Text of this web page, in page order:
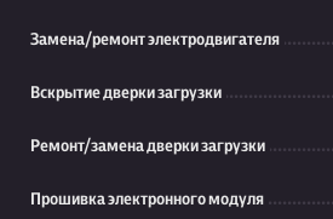
Замена/ремонт электродвигателя
Вскрытие дверки загрузки
Ремонт/замена дверки загрузки
Прошивка электронного модуля